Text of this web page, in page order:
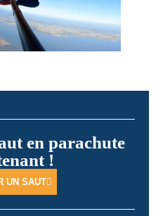
en parachute
!
UN SAUT